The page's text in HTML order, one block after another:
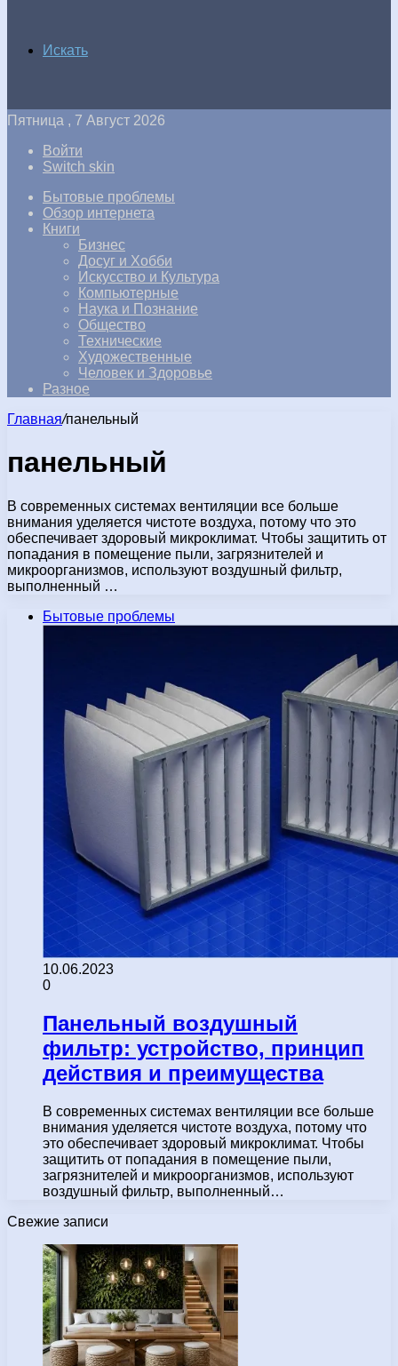
Искать
Пятница , 7 Август 2026
Войти
Switch skin
Бытовые проблемы
Обзор интернета
Книги
Бизнес
Досуг и Хобби
Искусство и Культура
Компьютерные
Наука и Познание
Общество
Технические
Художественные
Человек и Здоровье
Разное
Главная/панельный
панельный
В современных системах вентиляции все больше
внимания уделяется чистоте воздуха, потому что это
обеспечивает здоровый микроклимат. Чтобы защитить от
попадания в помещение пыли, загрязнителей и
микроорганизмов, используют воздушный фильтр,
выполненный …
Бытовые проблемы
10.06.2023
0
Панельный воздушный
фильтр: устройство, принцип
действия и преимущества
В современных системах вентиляции все больше
внимания уделяется чистоте воздуха, потому что
это обеспечивает здоровый микроклимат. Чтобы
защитить от попадания в помещение пыли,
загрязнителей и микроорганизмов, используют
воздушный фильтр, выполненный…
Свежие записи